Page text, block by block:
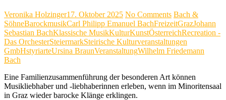
Veronika Holzinger17. Oktober 2025 No Comments Bach &
SöhneBarockmusikCarl Philipp Emanuel BachFreizeitGrazJohann
Sebastian BachKlassische MusikKulturKunstÖsterreichRecreation -
Das OrchesterSteiermarkSteirische Kulturveranstaltungen
GmbHstyriarteUrsina BraunVeranstaltungWilhelm Friedemann
Bach
Eine Familienzusammenführung der besonderen Art können
Musikliebhaber und -liebhaberinnen erleben, wenn im Minoritensaal
in Graz wieder barocke Klänge erklingen.